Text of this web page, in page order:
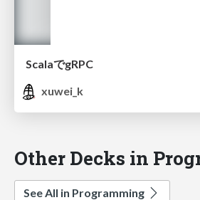
ScalaでgRPC
xuwei_k
Other Decks in
See All in Programming